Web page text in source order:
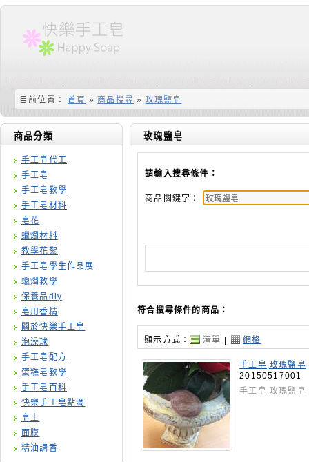
目前位置： 首頁 » 商品搜尋 » 玫瑰鹽皂
商品分類
手工皂代工
手工皂
手工皂教學
手工皂材料
皂花
蠟燭材料
教學花絮
手工皂學生作品展
蠟燭教學
保養品diy
皂用香精
關於快樂手工皂
泡澡球
手工皂配方
蛋糕皂教學
手工皂百科
快樂手工皂點滴
皂土
面膜
精油調香
玫瑰鹽皂
請輸入搜尋條件：
商品關鍵字：
符合搜尋條件的商品：
顯示方式： 清單 | 網格
手工皂,玫瑰鹽皂
20150517001
手工皂,玫瑰鹽皂